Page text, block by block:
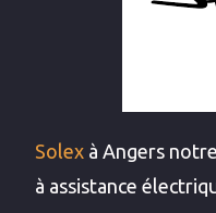
Solex à Angers
à assistance